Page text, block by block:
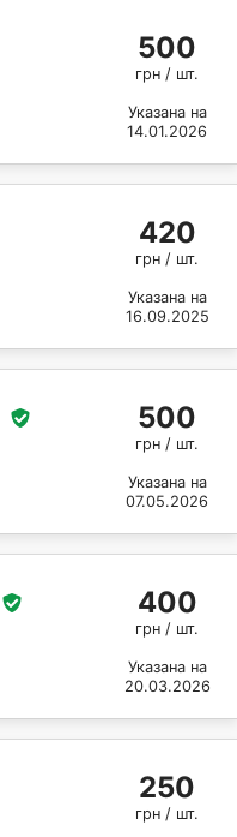
500
грн / шт.
Указана на
14.01.2026
420
грн / шт.
Указана на
16.09.2025
500
грн / шт.
Указана на
07.05.2026
400
грн / шт.
Указана на
20.03.2026
250
грн / шт.